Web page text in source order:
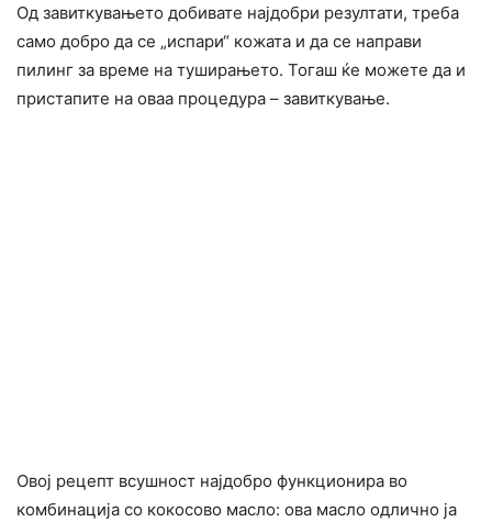
Од завиткувањето добивате најдобри резултати, треба
само добро да се „испари“ кожата и да се направи
пилинг за време на туширањето. Тогаш ќе можете да и
пристапите на оваа процедура – завиткување.
Овој рецепт всушност најдобро функционира во
комбинација со кокосово масло: ова масло одлично ја